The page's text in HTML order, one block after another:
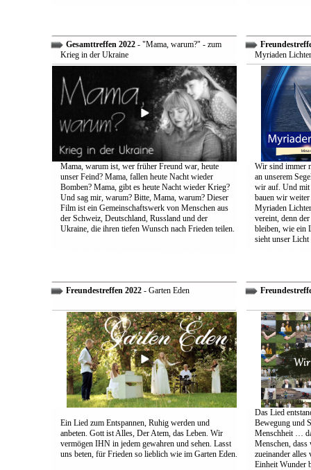
Gesamttreffen 2022- "Mama, warum?" - zum
Krieg in der Ukraine
Mama, warum ist, wer früher Freund war, heute
unser Feind? Mama, fallen heute Nacht wieder
Bomben? Mama, gibt es heute Nacht wieder Krieg?
Und sag mir, warum? Bitte, Mama, warum? Dieser
Film ist ein Gemeinschaftswerk von Menschen aus
der Schweiz, Deutschland, Russland und der
Ukraine, die ihren tiefen Wunsch nach Frieden teilen.
Myriaden
Wir sind immer
an unserem
wir auf. Und mit
bauen wir
Myriaden
vereint, denn
bleiben, wie ein
sieht unser
Freundestreffen 2022- Garten Eden
Ein Lied zum Entspannen, Ruhig werden und
anbeten. Gott ist Alles, Der Atem, das Leben. Wir
vermögen IHN in jedem gewahren und sehen. Lasst
uns beten, für Frieden so lieblich wie im Garten Eden.
Das Lied
Bewegung und
Menschheit …
Menschen,
zueinander alles
Einheit Wunder